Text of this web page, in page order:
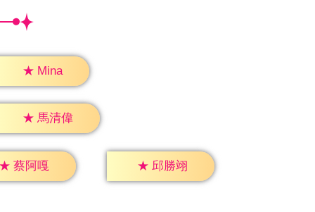
★ Mina
★ 馬清偉
蔡阿嘎 ★ 邱勝翊